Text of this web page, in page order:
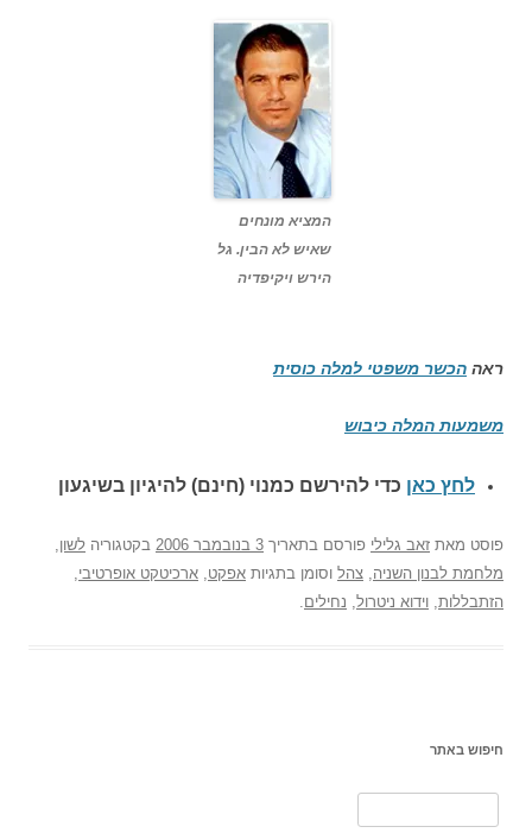
המציא מונחים
שאיש לא הבין. גל
הירש ויקיפדיה
ראה הכשר משפטי למלה כוסית
משמעות המלה כיבוש
לחץ כאן כדי להירשם כמנוי (חינם) להיגיון בשיגעון
פוסט מאת זאב גלילי פורסם בתאריך 3 בנובמבר 2006 בקטגוריה לשון
מלחמת לבנון השניה צהל וסומן בתגיות אפקט ארכיטקט אופרטיבי
הזתבללות וידוא ניטרול נחילים
חיפוש באתר